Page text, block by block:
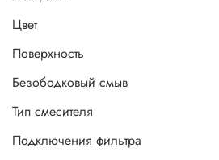
Цвет
Поверхность
Безободковый смыв
Тип смесителя
Подключения фильтра